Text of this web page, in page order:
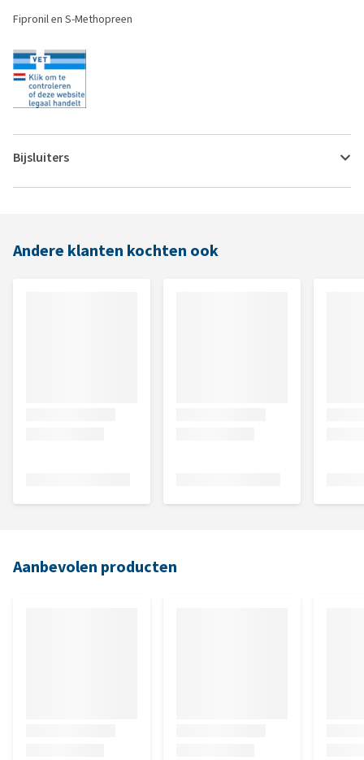
Fipronil en S-Methopreen
Bijsluiters
Andere klanten kochten ook
Aanbevolen producten